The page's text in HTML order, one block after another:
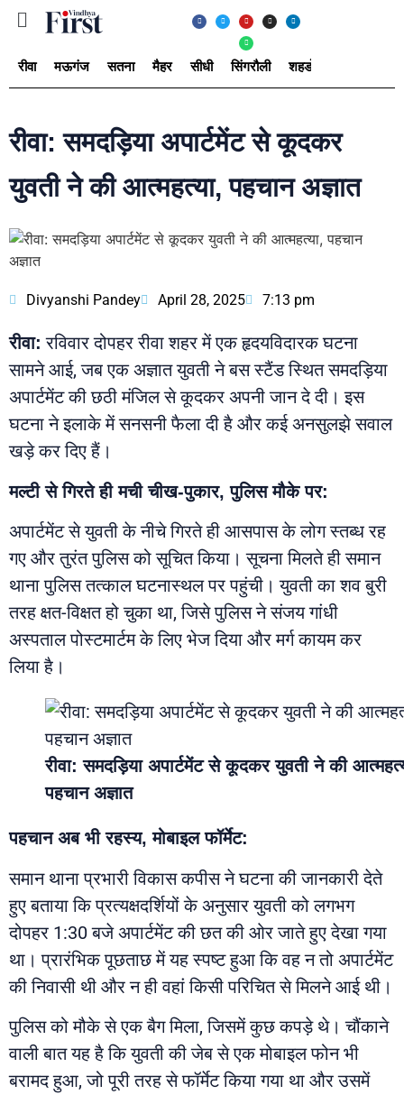
रीवा मऊगंज सतना मैहर सीधी सिंगरौली शहडोल
रीवा: समदड़िया अपार्टमेंट से कूदकर
युवती ने की आत्महत्या, पहचान अज्ञात
Divyanshi Pandey April 28, 2025 7:13 pm
रीवा: रविवार दोपहर रीवा शहर में एक हृदयविदारक घटना
सामने आई, जब एक अज्ञात युवती ने बस स्टैंड स्थित समदड़िया
अपार्टमेंट की छठी मंजिल से कूदकर अपनी जान दे दी। इस
घटना ने इलाके में सनसनी फैला दी है और कई अनसुलझे सवाल
खड़े कर दिए हैं।
मल्टी से गिरते ही मची चीख-पुकार, पुलिस मौके पर:
अपार्टमेंट से युवती के नीचे गिरते ही आसपास के लोग स्तब्ध रह
गए और तुरंत पुलिस को सूचित किया। सूचना मिलते ही समान
थाना पुलिस तत्काल घटनास्थल पर पहुंची। युवती का शव बुरी
तरह क्षत-विक्षत हो चुका था, जिसे पुलिस ने संजय गांधी
अस्पताल पोस्टमार्टम के लिए भेज दिया और मर्ग कायम कर
लिया है।
रीवा: समदड़िया अपार्टमेंट से कूदकर युवती ने की
पहचान अज्ञात
पहचान अब भी रहस्य, मोबाइल फॉर्मेट:
समान थाना प्रभारी विकास कपीस ने घटना की जानकारी देते
हुए बताया कि प्रत्यक्षदर्शियों के अनुसार युवती को लगभग
दोपहर 1:30 बजे अपार्टमेंट की छत की ओर जाते हुए देखा गया
था। प्रारंभिक पूछताछ में यह स्पष्ट हुआ कि वह न तो अपार्टमेंट
की निवासी थी और न ही वहां किसी परिचित से मिलने आई थी।
पुलिस को मौके से एक बैग मिला, जिसमें कुछ कपड़े थे। चौंकाने
वाली बात यह है कि युवती की जेब से एक मोबाइल फोन भी
बरामद हुआ, जो पूरी तरह से फॉर्मेट किया गया था और उसमें